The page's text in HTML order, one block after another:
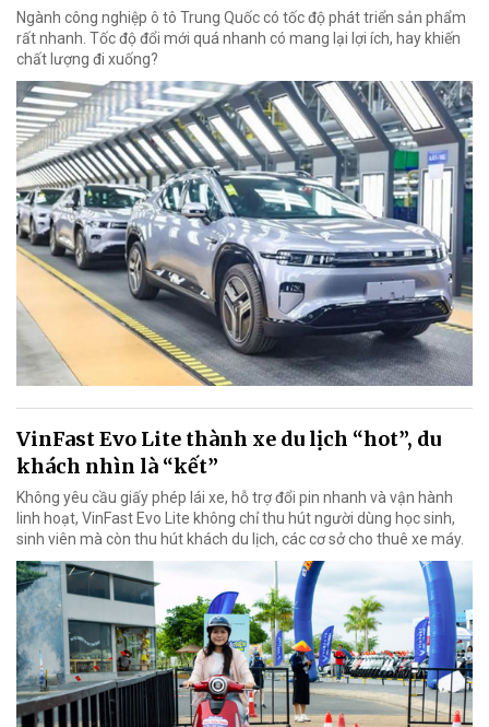
Ngành công nghiệp ô tô Trung Quốc có tốc độ phát triển sản phẩm
rất nhanh. Tốc độ đổi mới quá nhanh có mang lại lợi ích, hay khiến
chất lượng đi xuống?
VinFast Evo Lite thành xe du lịch “hot”, du
khách nhìn là “kết”
Không yêu cầu giấy phép lái xe, hỗ trợ đổi pin nhanh và vận hành
linh hoạt, VinFast Evo Lite không chỉ thu hút người dùng học sinh,
sinh viên mà còn thu hút khách du lịch, các cơ sở cho thuê xe máy.